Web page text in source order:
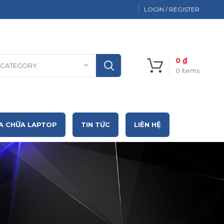
LOGIN / REGISTER
0 items
0₫
CHỮA LAPTOP TIN TỨC LIÊN HỆ